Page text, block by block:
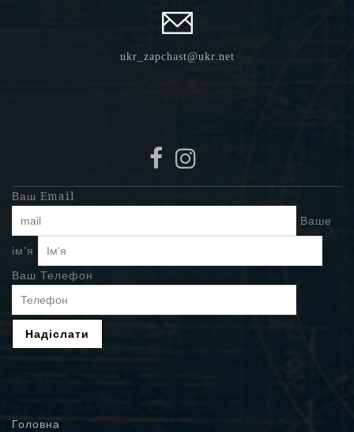
ukr_zapchast@ukr.net
Ваш Email
Ваше
ім'я
Ваш Телефон
Головна